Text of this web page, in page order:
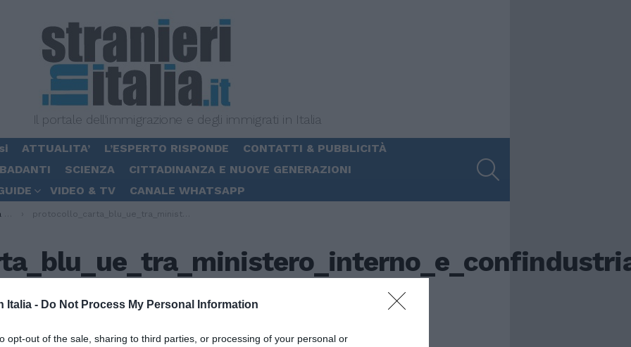
Italia - Do Not Process My Personal Information
opt-out of the sale, sharing to third parties, or processing of your personal or
Il portale dell'immigrazione e degli immigrati in Italia
ATTUALITA’ L’ESPERTO RISPONDE
CONTATTI & PUBBLICITÀ
SCIENZA
CITTADINANZA E NUOVE GENERAZIONI
VIDEO & TV CANALE WHATSAPP
protocollo_carta_blu_ue_tra_ministero_interno_e_confindustria